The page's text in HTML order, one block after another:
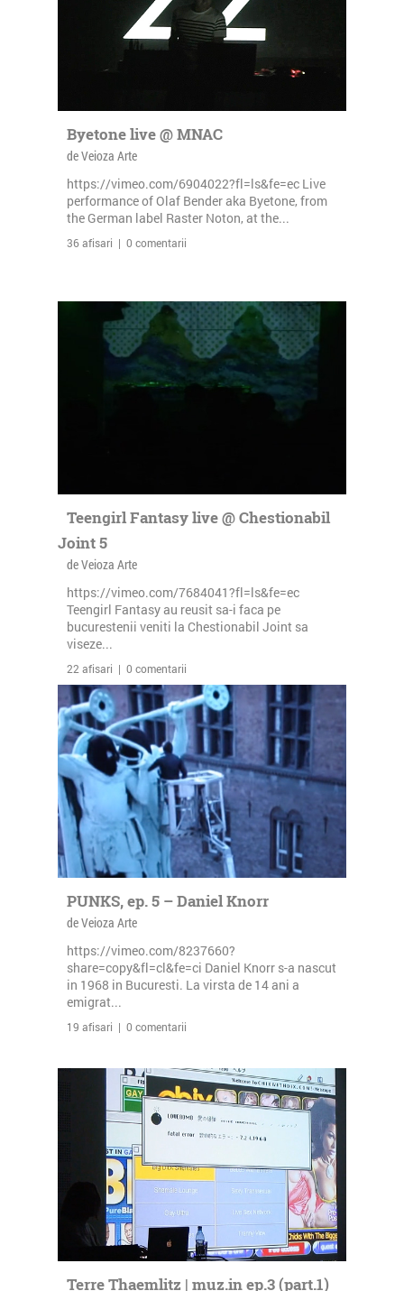
Byetone live @ MNAC
de Veioza Arte
https://vimeo.com/6904022?fl=ls&fe=ec Live
performance of Olaf Bender aka Byetone, from
the German label Raster Noton, at the...
36 afisari | 0 comentarii
Teengirl Fantasy live @ Chestionabil
Joint 5
de Veioza Arte
https://vimeo.com/7684041?fl=ls&fe=ec
Teengirl Fantasy au reusit sa-i faca pe
bucurestenii veniti la Chestionabil Joint sa
viseze...
22 afisari | 0 comentarii
PUNKS, ep. 5 – Daniel Knorr
de Veioza Arte
https://vimeo.com/8237660?
share=copy&fl=cl&fe=ci Daniel Knorr s-a nascut
in 1968 in Bucuresti. La virsta de 14 ani a
emigrat...
19 afisari | 0 comentarii
Terre Thaemlitz | muz.in ep.3 (part.1)